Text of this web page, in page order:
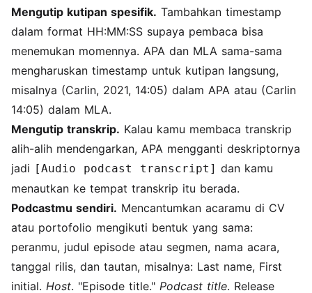
Mengutip kutipan spesifik. Tambahkan timestamp
dalam format HH:MM:SS supaya pembaca bisa
menemukan momennya. APA dan MLA sama-sama
mengharuskan timestamp untuk kutipan langsung,
misalnya (Carlin, 2021, 14:05) dalam APA atau (Carlin
14:05) dalam MLA.
Mengutip transkrip. Kalau kamu membaca transkrip
alih-alih mendengarkan, APA mengganti deskriptornya
jadi [Audio podcast transcript] dan kamu
menautkan ke tempat transkrip itu berada.
Podcastmu sendiri. Mencantumkan acaramu di CV
atau portofolio mengikuti bentuk yang sama:
peranmu, judul episode atau segmen, nama acara,
tanggal rilis, dan tautan, misalnya: Last name, First
initial. Host. "Episode title." Podcast title. Release